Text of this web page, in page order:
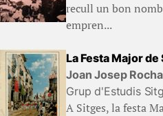
recull un bon
empren...
La Festa Major
Joan Josep
Grup d'Estudis
A Sitges, la festa